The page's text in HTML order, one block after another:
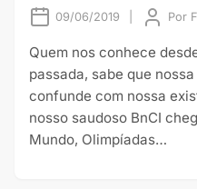
09/06/2019 Por
Quem nos conhece
passada, sabe que
confunde com nossa
nosso saudoso BnCI
Mundo, Olimpíadas…